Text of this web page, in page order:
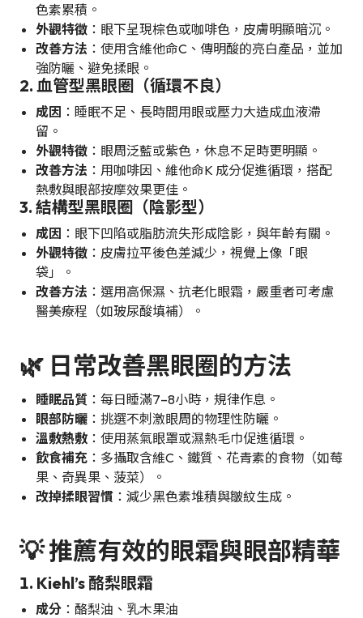
色素累積。
外觀特徵 ：眼下呈現棕色或咖啡色，皮膚明顯暗沉。
改善方法 ：使用含維他命C、傳明酸的亮白產品，並加
強防曬、避免揉眼。
2. 血管型黑眼圈（循環不良）
成因 ：睡眠不足、長時間用眼或壓力大造成血液滯
留。
外觀特徵 ：眼周泛藍或紫色，休息不足時更明顯。
改善方法 ：用咖啡因、維他命K 成分促進循環，搭配
熱敷與眼部按摩效果更佳。
3. 結構型黑眼圈（陰影型）
成因 ：眼下凹陷或脂肪流失形成陰影，與年齡有關。
外觀特徵 ：皮膚拉平後色差減少，視覺上像「眼
袋」。
改善方法 ：選用高保濕、抗老化眼霜，嚴重者可考慮
醫美療程（如玻尿酸填補）。
🌿 日常改善黑眼圈的方法
睡眠品質 ：每日睡滿7–8小時，規律作息。
眼部防曬 ：挑選不刺激眼周的物理性防曬。
溫敷熱敷 ：使用蒸氣眼罩或濕熱毛巾促進循環。
飲食補充 ：多攝取含維C、鐵質、花青素的食物（如莓
果、奇異果、菠菜）。
改掉揉眼習慣 ：減少黑色素堆積與皺紋生成。
💡 推薦有效的眼霜與眼部精華
1. Kiehl’s 酪梨眼霜
成分 ：酪梨油、乳木果油